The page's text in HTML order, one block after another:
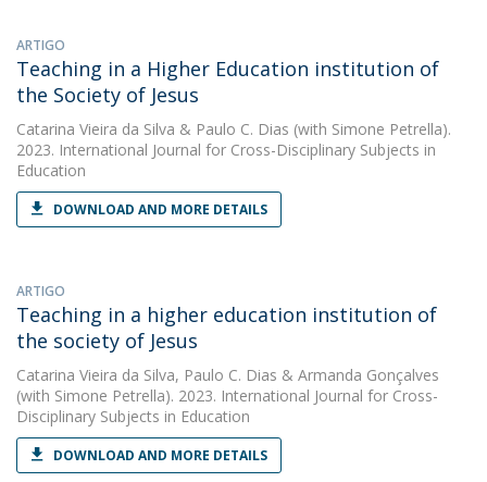
ARTIGO
Teaching in a Higher Education institution of
the Society of Jesus
Catarina Vieira da Silva & Paulo C. Dias (with Simone Petrella).
2023. International Journal for Cross-Disciplinary Subjects in
Education
DOWNLOAD AND MORE DETAILS
ARTIGO
Teaching in a higher education institution of
the society of Jesus
Catarina Vieira da Silva, Paulo C. Dias & Armanda Gonçalves
(with Simone Petrella). 2023. International Journal for Cross-
Disciplinary Subjects in Education
DOWNLOAD AND MORE DETAILS